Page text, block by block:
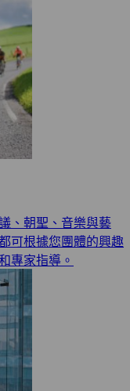
、朝聖、音樂與藝
可根據您團體的興趣
專家指導。